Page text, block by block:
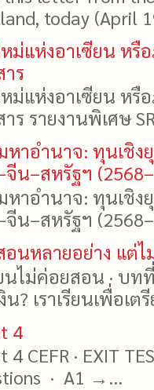
today (April
ม่แห่งอาเซียน ห
ร
ม่แห่งอาเซียน ห
รายงานพิเศษ
าอำนาจ: ทุนเชิง
น–สหรัฐฯ
าอำนาจ: ทุนเชิง
น–สหรัฐฯ
อนหลายอย่าง แต่ไ
นไม่ค่อยสอน · บ
น? เราเรียนเพื่อเต
4
CEFR · EXIT
· A1 →...